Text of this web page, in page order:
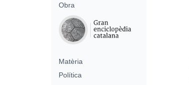
Obra
Matèria
Política